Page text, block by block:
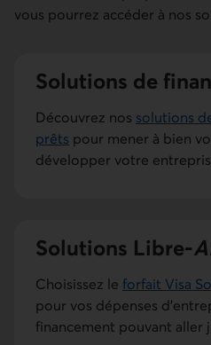
vous pourrez accéder à nos
Solutions de
Découvrez nos solutions
prêts pour mener à bien
développer votre
Solutions Libre-
Choisissez le forfait Visa
pour vos dépenses
financement pouvant aller